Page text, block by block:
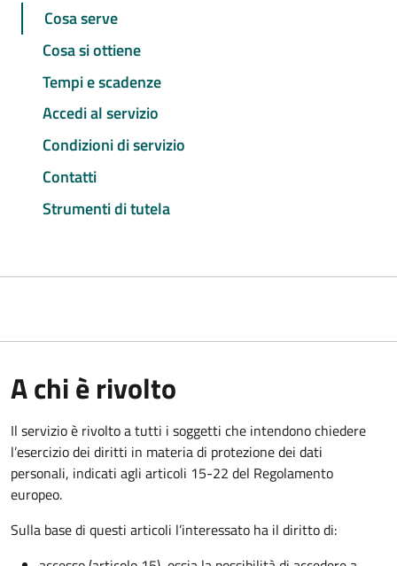
Cosa serve
Cosa si ottiene
Tempi e scadenze
Accedi al servizio
Condizioni di servizio
Contatti
Strumenti di tutela
A chi è rivolto
Il servizio è rivolto a tutti i soggetti che intendono chiedere
l’esercizio dei diritti in materia di protezione dei dati
personali, indicati agli articoli 15-22 del Regolamento
europeo.
Sulla base di questi articoli l’interessato ha il diritto di: